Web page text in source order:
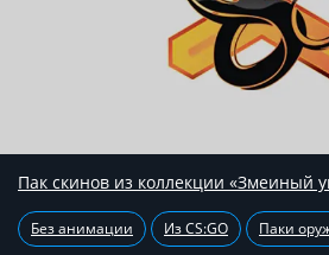
Пак скинов из коллекции «Змеиный
Без анимации Из CS:GO Паки